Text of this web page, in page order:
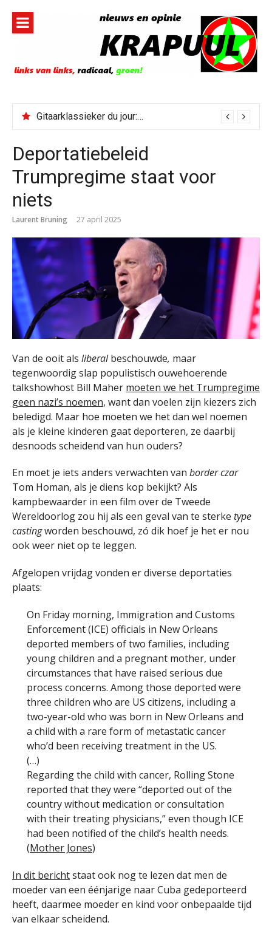
inhoud
Gitaarklassieker du jour: Paris, Texas/Cold Was The Night, Hard Was The Ground
Deportatiebeleid
Trumpregime staat voor
niets
Laurent Bruning 27 april 2025
Van de ooit als liberalbeschouwde, maar
tegenwoordig slap populistisch ouwehoerende
talkshowhost Bill Maher moeten we het Trumpregime
geen nazi’s noemen, want dan voelen zijn kiezers zich
beledigd. Maar hoe moeten we het dan wel noemen
als je kleine kinderen gaat deporteren, ze daarbij
desnoods scheidend van hun ouders?
En moet je iets anders verwachten van border czar
Tom Homan, als je diens kop bekijkt? Als
kampbewaarder in een film over de Tweede
Wereldoorlog zou hij als een geval van te sterke type
castingworden beschouwd, zó dik hoef je het er nou
ook weer niet op te leggen.
Afgelopen vrijdag vonden er diverse deportaties
plaats:
On Friday morning, Immigration and Customs
Enforcement (ICE) officials in New Orleans
deported members of two families, including
young children and a pregnant mother, under
circumstances that have raised serious due
process concerns. Among those deported were
three children who are US citizens, including a
two-year-old who was born in New Orleans and
a child with a rare form of metastatic cancer
who’d been receiving treatment in the US.
(…)
Regarding the child with cancer, Rolling Stone
reported that they were “deported out of the
country without medication or consultation
with their treating physicians,” even though ICE
had been notified of the child’s health needs.
(Mother Jones)
In dit berichtstaat ook nog te lezen dat men de
moeder van een éénjarige naar Cuba gedeporteerd
heeft, daarmee moeder en kind voor onbepaalde tijd
van elkaar scheidend.